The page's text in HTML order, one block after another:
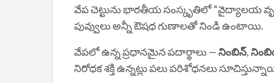
వేప చెట్టును భారతీయ సంస్కృతిలో “వైద్యాలయ
పువ్వులు అన్నీ ఔషధ గుణాలతో నిండి ఉంటాయి.
వేపలో ఉన్న ప్రధానమైన పదార్థాలు —నింబిన్,
నిరోధక శక్తి ఉన్నట్లు పలు పరిశోధనలు